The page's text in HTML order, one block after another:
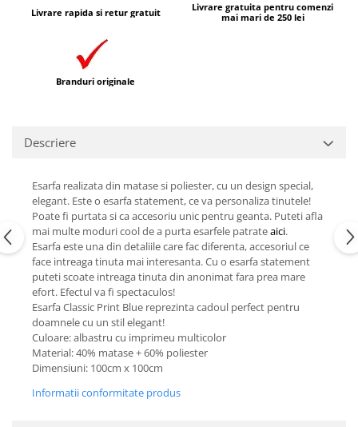
Livrare rapida si retur gratuit
Livrare gratuita pentru comenzi
mai mari de 250 lei
Branduri originale
Descriere
Esarfa realizata din matase si poliester, cu un design special,
elegant. Este o esarfa statement, ce va personaliza tinutele!
Poate fi purtata si ca accesoriu unic pentru geanta. Puteti afla
mai multe moduri cool de a purta esarfele patrateaici.
Esarfa este una din detaliile care fac diferenta, accesoriul ce
face intreaga tinuta mai interesanta. Cu o esarfa statement
puteti scoate intreaga tinuta din anonimat fara prea mare
efort. Efectul va fi spectaculos!
Esarfa Classic Print Blue reprezinta cadoul perfect pentru
doamnele cu un stil elegant!
Culoare: albastru cu imprimeu multicolor
Material: 40% matase + 60% poliester
Dimensiuni: 100cm x 100cm
Informatii conformitate produs